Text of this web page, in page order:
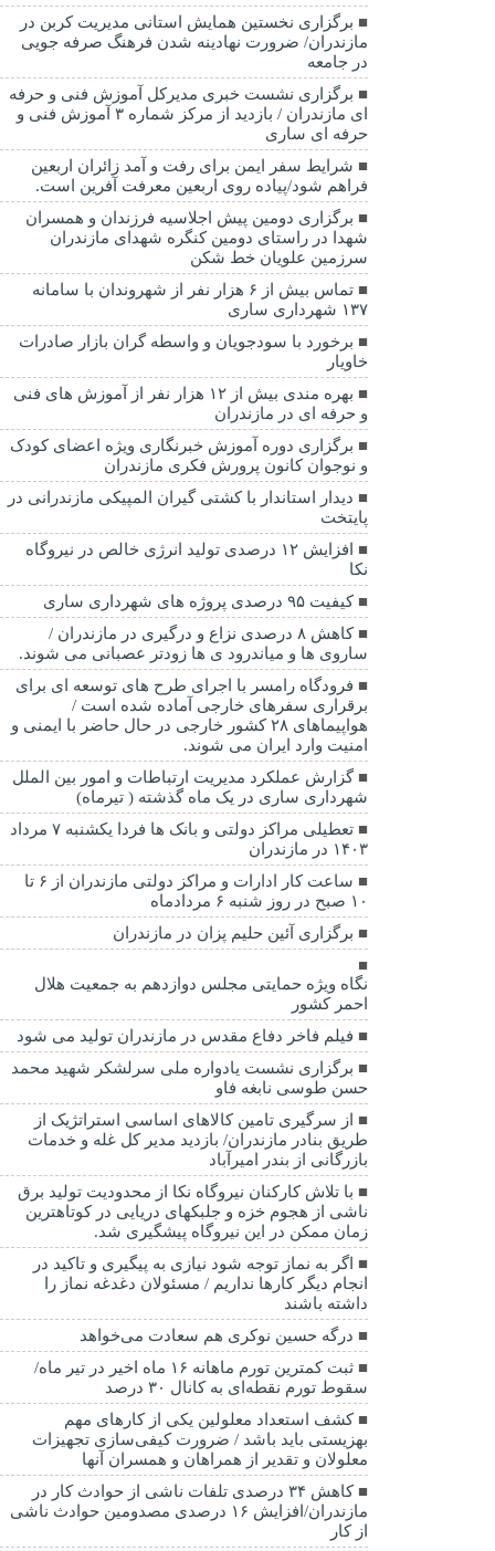
برگزاری نخستین همایش استانی مدیریت کربن در
مازندران/ ضرورت نهادینه شدن فرهنگ صرفه جویی
در جامعه
برگزاری نشست خبری مدیرکل آموزش فنی و حرفه
ای مازندران / بازدید از مرکز شماره ۳ آموزش فنی و
حرفه ای ساری
شرایط سفر ایمن برای رفت و آمد زائران اربعین
فراهم شود/پیاده روی اربعین معرفت آفرین است.
برگزاری دومین پیش اجلاسیه فرزندان و همسران
شهدا در راستای دومین کنگره شهدای مازندران
سرزمین علویان خط شکن
تماس بیش از ۶ هزار نفر از شهروندان با سامانه
۱۳۷ شهرداری ساری
برخورد با سودجویان و واسطه گران بازار صادرات
خاویار
بهره مندی بیش از ۱۲ هزار نفر از آموزش های فنی
و حرفه ای در مازندران
برگزاری دوره آموزش خبرنگاری ویژه اعضای کودک
و نوجوان کانون پرورش فکری مازندران
دیدار استاندار با کشتی گیران المپیکی مازندرانی در
پایتخت
افزایش ۱۲ درصدی تولید انرژی خالص در نیروگاه
نکا
کیفیت ۹۵ درصدی پروژه های شهرداری ساری
کاهش ۸ درصدی نزاع و درگیری در مازندران /
ساروی ها و میاندرود ی ها زودتر عصبانی می شوند.
فرودگاه رامسر با اجرای طرح های توسعه ای برای
برقراری سفرهای خارجی آماده شده است /
هواپیماهای ۲۸ کشور خارجی در حال حاضر با ایمنی و
امنیت وارد ایران می شوند.
گزارش عملکرد مدیریت ارتباطات و امور بین الملل
شهرداری ساری در یک ماه گذشته ( تیرماه)
تعطیلی مراکز دولتی و بانک ها فردا یکشنبه ۷ مرداد
۱۴۰۳ در مازندران
ساعت کار ادارات و مراکز دولتی مازندران از ۶ تا
۱۰ صبح در روز شنبه ۶ مردادماه
برگزاری آئین حلیم پزان در مازندران
نگاه ویژه حمایتی مجلس دوازدهم به جمعیت هلال
احمر کشور
فیلم فاخر دفاع مقدس در مازندران تولید می شود
برگزاری نشست یادواره ملی سرلشکر شهید محمد
حسن طوسی نابغه فاو
از سرگیری تامین کالاهای اساسی استراتژیک از
طریق بنادر مازندران/ بازدید مدیر کل غله و خدمات
بازرگانی از بندر امیرآباد
با تلاش کارکنان نیروگاه نکا از محدودیت تولید برق
ناشی از هجوم خزه و جلبکهای دریایی در کوتاهترین
زمان ممکن در این نیروگاه پیشگیری شد.
اگر به نماز توجه شود نیازی به پیگیری و تاکید در
انجام دیگر کارها نداریم / مسئولان دغدغه نماز را
داشته باشند
درگه حسین نوکری هم سعادت می‌خواهد
ثبت کمترین تورم ماهانه ۱۶ ماه اخیر در تیر ماه/
سقوط تورم نقطه‌ای به کانال ۳۰ درصد
کشف استعداد معلولین یکی از کارهای مهم
بهزیستی باید باشد / ضرورت کیفی‌سازی تجهیزات
معلولان و تقدیر از همراهان و همسران آنها
کاهش ۳۴ درصدی تلفات ناشی از حوادث كار در
مازندران/افزایش ۱۶ درصدی مصدومین حوادث ناشی
از کار